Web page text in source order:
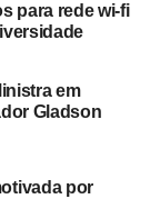
para rede wi-fi
em
Gladson
por